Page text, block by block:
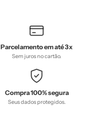
Kids,
Estação,
SALE-
FINAL,
tab-
Parcelamento em até 3x
Sem juros no cartão.
Compra 100% segura
Seus dados protegidos.